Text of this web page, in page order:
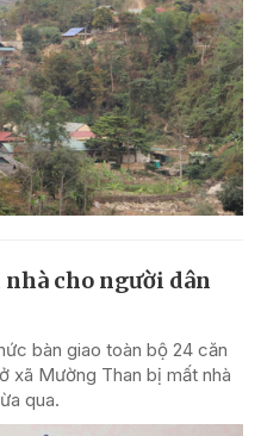
nhà cho người dân
bàn giao toàn bộ 24 căn
xã Mường Than bị mất nhà
qua.